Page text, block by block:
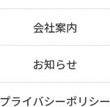
会社案内
お知らせ
プライバシーポリシー